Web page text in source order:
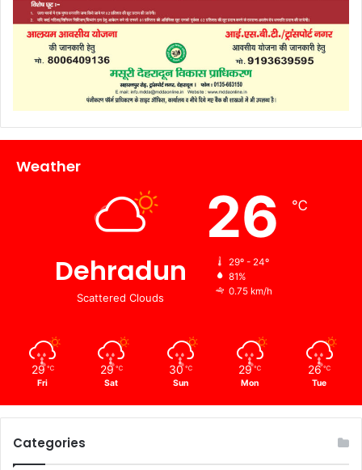
Weather
Dehradun
Scattered Clouds
26 ℃
29º - 24º
81%
0.75 km/h
29 ℃
Fri
29 ℃
Sat
30 ℃
Sun
29 ℃
Mon
26 ℃
Tue
Categories